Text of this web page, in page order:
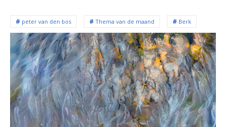
peter van den bos Thema van de maand Berk